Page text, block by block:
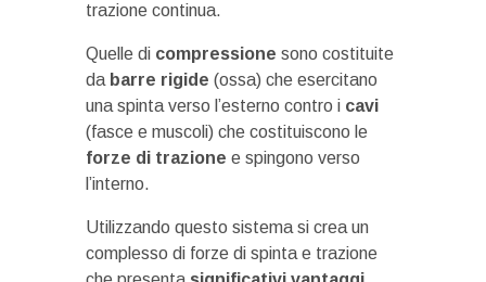
trazione continua.
Quelle di compressione sono costituite
da barre rigide (ossa) che esercitano
una spinta verso l’esterno contro i cavi
(fasce e muscoli) che costituiscono le
forze di trazione e spingono verso
l’interno.
Utilizzando questo sistema si crea un
complesso di forze di spinta e trazione